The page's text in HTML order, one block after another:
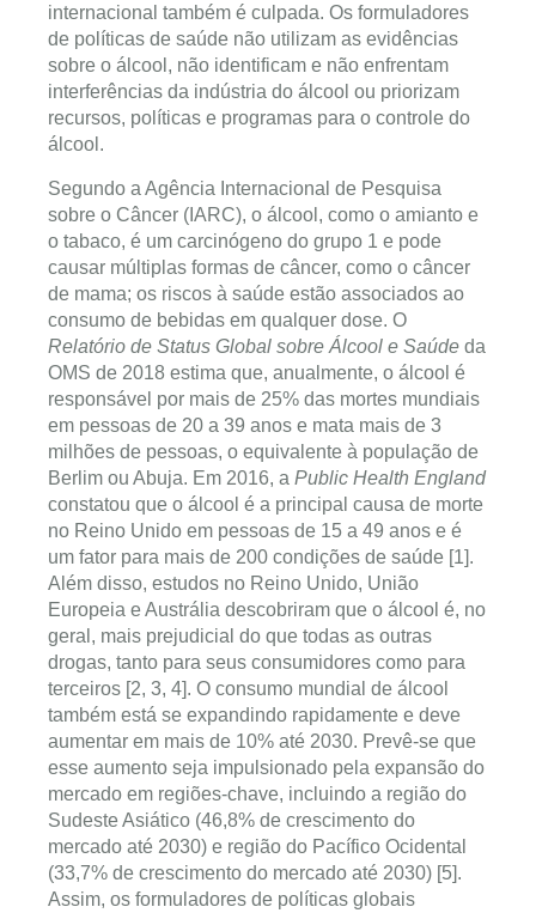
internacional também é culpada. Os formuladores
de políticas de saúde não utilizam as evidências
sobre o álcool, não identificam e não enfrentam
interferências da indústria do álcool ou priorizam
recursos, políticas e programas para o controle do
álcool.
Segundo a Agência Internacional de Pesquisa
sobre o Câncer (IARC), o álcool, como o amianto e
o tabaco, é um carcinógeno do grupo 1 e pode
causar múltiplas formas de câncer, como o câncer
de mama; os riscos à saúde estão associados ao
consumo de bebidas em qualquer dose. O
Relatório de Status Global sobre Álcool e Saúde da
OMS de 2018 estima que, anualmente, o álcool é
responsável por mais de 25% das mortes mundiais
em pessoas de 20 a 39 anos e mata mais de 3
milhões de pessoas, o equivalente à população de
Berlim ou Abuja. Em 2016, a Public Health England
constatou que o álcool é a principal causa de morte
no Reino Unido em pessoas de 15 a 49 anos e é
um fator para mais de 200 condições de saúde [1].
Além disso, estudos no Reino Unido, União
Europeia e Austrália descobriram que o álcool é, no
geral, mais prejudicial do que todas as outras
drogas, tanto para seus consumidores como para
terceiros [2, 3, 4]. O consumo mundial de álcool
também está se expandindo rapidamente e deve
aumentar em mais de 10% até 2030. Prevê-se que
esse aumento seja impulsionado pela expansão do
mercado em regiões-chave, incluindo a região do
Sudeste Asiático (46,8% de crescimento do
mercado até 2030) e região do Pacífico Ocidental
(33,7% de crescimento do mercado até 2030) [5].
Assim, os formuladores de políticas globais